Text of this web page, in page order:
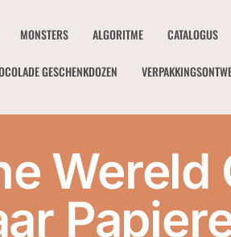
MONSTERS ALGORITME CATALOGUS
GESCHENKDOZEN